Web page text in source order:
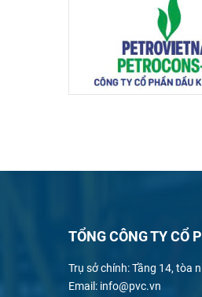
TỔNG CÔNG TY CỔ
Trụ sở chính: Tầng 14, tòa
Email: info@pvc.vn